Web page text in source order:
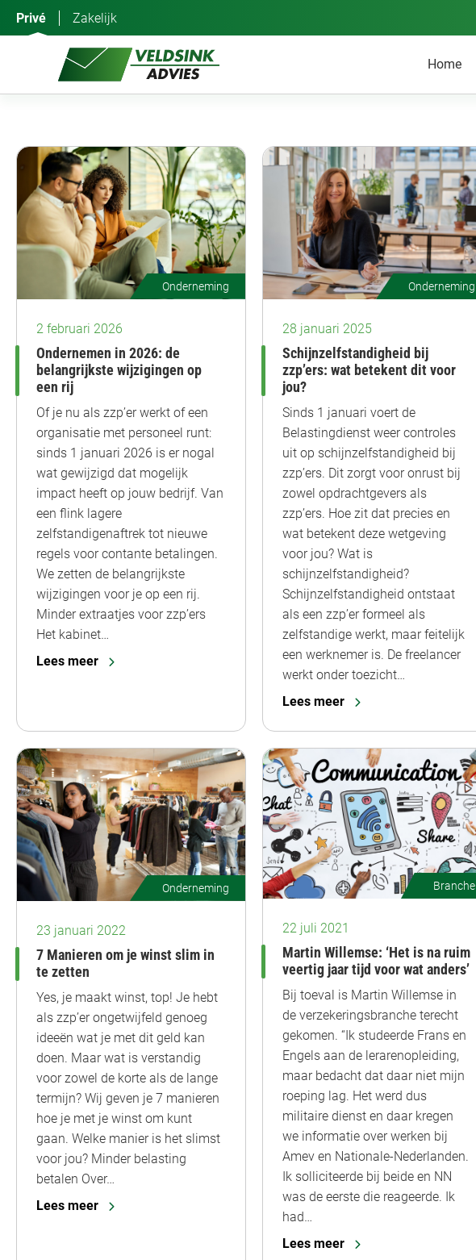
Privé Zakelijk
Home
Onderneming
2 februari 2026
Ondernemen in 2026: de
belangrijkste wijzigingen op
een rij
Of je nu als zzp’er werkt of een
organisatie met personeel runt:
sinds 1 januari 2026 is er nogal
wat gewijzigd dat mogelijk
impact heeft op jouw bedrijf. Van
een flink lagere
zelfstandigenaftrek tot nieuwe
regels voor contante betalingen.
We zetten de belangrijkste
wijzigingen voor je op een rij.
Minder extraatjes voor zzp’ers
Het kabinet…
Lees meer
Onderneming
28 januari 2025
Schijnzelfstandigheid bij
zzp’ers: wat betekent dit voor
jou?
Sinds 1 januari voert de
Belastingdienst weer controles
uit op schijnzelfstandigheid bij
zzp’ers. Dit zorgt voor onrust bij
zowel opdrachtgevers als
zzp’ers. Hoe zit dat precies en
wat betekent deze wetgeving
voor jou? Wat is
schijnzelfstandigheid?
Schijnzelfstandigheid ontstaat
als een zzp’er formeel als
zelfstandige werkt, maar feitelijk
een werknemer is. De freelancer
werkt onder toezicht…
Lees meer
Onderneming
23 januari 2022
7 Manieren om je winst slim in
te zetten
Yes, je maakt winst, top! Je hebt
als zzp’er ongetwijfeld genoeg
ideeën wat je met dit geld kan
doen. Maar wat is verstandig
voor zowel de korte als de lange
termijn? Wij geven je 7 manieren
hoe je met je winst om kunt
gaan. Welke manier is het slimst
voor jou? Minder belasting
betalen Over…
Lees meer
Branche
22 juli 2021
Martin Willemse: ‘Het is na ruim
veertig jaar tijd voor wat anders’
Bij toeval is Martin Willemse in
de verzekeringsbranche terecht
gekomen. “Ik studeerde Frans en
Engels aan de lerarenopleiding,
maar bedacht dat daar niet mijn
roeping lag. Het werd dus
militaire dienst en daar kregen
we informatie over werken bij
Amev en Nationale-Nederlanden.
Ik solliciteerde bij beide en NN
was de eerste die reageerde. Ik
had…
Lees meer